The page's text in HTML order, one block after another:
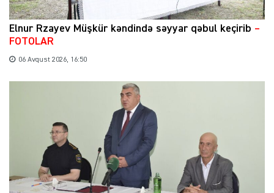
Elnur Rzayev Müşkür kəndində səyyar qəbul keçirib –
FOTOLAR
06 Avqust 2026, 16:50